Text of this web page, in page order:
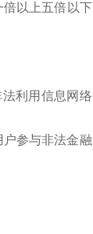
倍以上五倍以下
利用信息网络
参与非法金融